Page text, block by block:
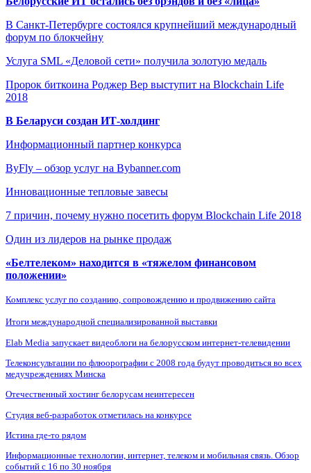
В Санкт-Петербурге состоялся крупнейший международный
форум по блокчейну
Услуга SML «Деловой сети» получила золотую медаль
Пророк биткоина Роджер Вер выступит на Blockchain Life
2018
В Беларуси создан ИТ-холдинг
Информационный партнер конкурса
ByFly – обзор услуг на Bybanner.com
Инновационные тепловые завесы
7 причин, почему нужно посетить форум Blockchain Life 2018
Один из лидеров на рынке продаж
«Белтелеком» находится в «тяжелом финансовом
положении»
Комплекс услуг по созданию, сопровождению и продвижению сайта
Итоги международной специализированной выставки
Elab Media запускает видеоблоги на белорусском интернет-телевидении
Телеконсультации по флюорографии с 2008 года будут проводиться во всех
медучреждениях Минска
Отечественный хостинг белорусам неинтересен
Студия веб-разработок отметилась на конкурсе
Истина где-то рядом
Информационные технологии, интернет, телеком и мобильная связь. Обзор
событий с 16 по 30 ноября